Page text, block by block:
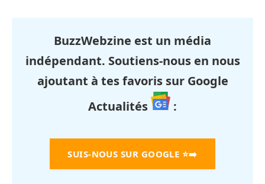
BuzzWebzine est un média
indépendant. Soutiens-nous en nous
ajoutant à tes favoris sur Google
Actualités
:
SUIS-NOUS SUR GOOGLE ⭐➡️